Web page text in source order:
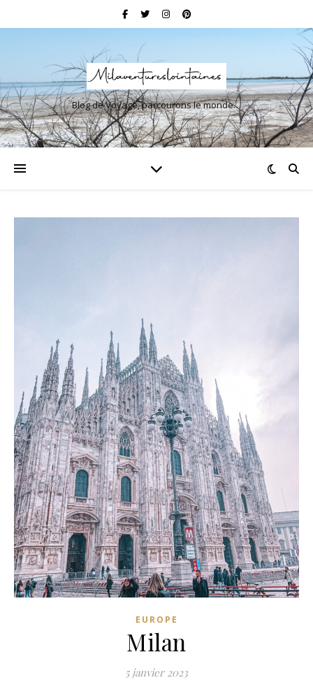
Blog de Voyage, parcourons le monde…
EUROPE
Milan
5 janvier 2023